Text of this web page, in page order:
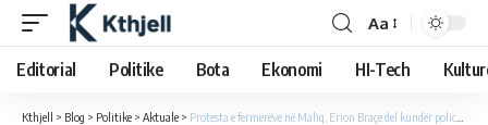
Aa
Editorial Politike Bota Ekonomi HI-Tech
Kthjell > Blog > Politike > Aktuale > Protesta e fermerëve në Maliq, Erion Braçe del kundër policisë